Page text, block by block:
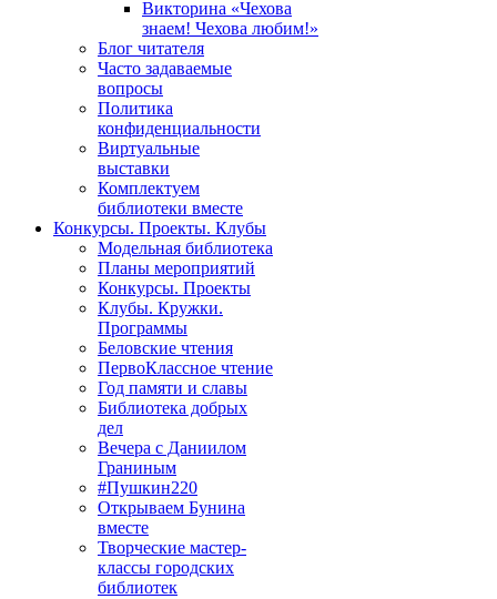
Викторина «Чехова
знаем! Чехова любим!»
Блог читателя
Часто задаваемые
вопросы
Политика
конфиденциальности
Виртуальные
выставки
Комплектуем
библиотеки вместе
Конкурсы. Проекты. Клубы
Модельная библиотека
Планы мероприятий
Конкурсы. Проекты
Клубы. Кружки.
Программы
Беловские чтения
ПервоКлассное чтение
Год памяти и славы
Библиотека добрых
дел
Вечера с Даниилом
Граниным
#Пушкин220
Открываем Бунина
вместе
Творческие мастер-
классы городских
библиотек